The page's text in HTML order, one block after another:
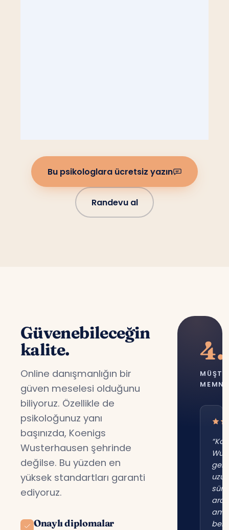
Bu psikologlara ücretsiz yazın
Randevu al
Güvenebileceğin
kalite.
Online danışmanlığın bir
güven meselesi olduğunu
biliyoruz. Özellikle de
psikoloğunuz yanı
başınızda, Koenigs
Wusterhausen şehrinde
değilse. Bu yüzden en
yüksek standartları garanti
ediyoruz.
Onaylı diplomalar
uzun
süre
beni